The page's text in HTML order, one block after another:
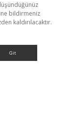
bildirmeniz
kaldırılacaktır.